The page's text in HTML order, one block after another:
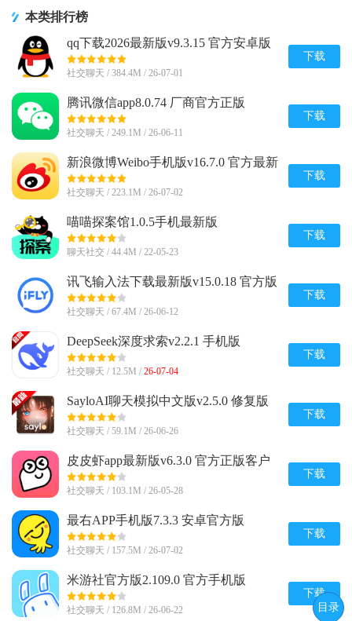
本类排行榜
qq下载2026最新版v9.3.15 官方安卓版
社交聊天 / 384.4M / 26-07-01
下载
腾讯微信app8.0.74 厂商官方正版
社交聊天 / 249.1M / 26-06-11
下载
新浪微博Weibo手机版v16.7.0 官方最新
版
社交聊天 / 223.1M / 26-07-02
下载
喵喵探案馆1.0.5手机最新版
聊天社交 / 44.4M / 22-05-23
下载
讯飞输入法下载最新版v15.0.18 官方版
社交聊天 / 67.4M / 26-06-12
下载
DeepSeek深度求索v2.2.1 手机版
社交聊天 / 12.5M / 26-07-04
下载
SayloAI聊天模拟中文版v2.5.0 修复版
社交聊天 / 59.1M / 26-06-26
下载
皮皮虾app最新版v6.3.0 官方正版客户
端
社交聊天 / 103.1M / 26-05-28
下载
最右APP手机版7.3.3 安卓官方版
社交聊天 / 157.5M / 26-07-02
下载
米游社官方版2.109.0 官方手机版
社交聊天 / 126.8M / 26-06-22
下载
目录